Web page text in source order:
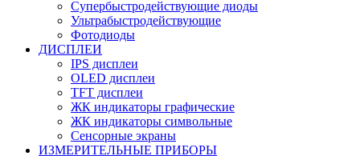
Супербыстродействующие диоды
Ультрабыстродействующие
Фотодиоды
ДИСПЛЕИ
IPS дисплеи
OLED дисплеи
TFT дисплеи
ЖК индикаторы графические
ЖК индикаторы символьные
Сенсорные экраны
ИЗМЕРИТЕЛЬНЫЕ ПРИБОРЫ